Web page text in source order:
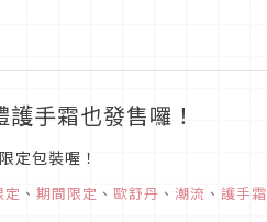
手霜也發售囉！
定包裝喔！
定 、 期間限定 、 歐舒丹 、 潮流 、 護手霜